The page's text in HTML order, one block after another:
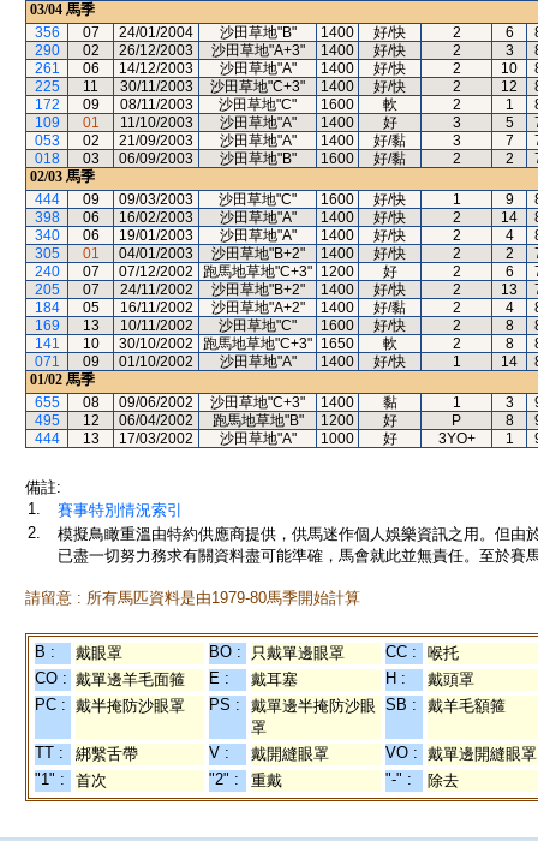
03/04 馬季
356
07 24/01/2004 沙田草地"B" 1400 好/快 2 6
290
02 26/12/2003 沙田草地"A+3" 1400 好/快 2 3
261
06 14/12/2003 沙田草地"A" 1400 好/快 2 10
225
11 30/11/2003 沙田草地"C+3" 1400 好/快 2 12
172
09 08/11/2003 沙田草地"C" 1600 軟 2 1
109
01 11/10/2003 沙田草地"A" 1400 好 3 5
053
02 21/09/2003 沙田草地"A" 1400 好/黏 3 7
018
03 06/09/2003 沙田草地"B" 1600 好/黏 2 2
02/03 馬季
444
09 09/03/2003 沙田草地"C" 1600 好/快 1 9
398
06 16/02/2003 沙田草地"A" 1400 好/快 2 14
340
06 19/01/2003 沙田草地"A" 1400 好/快 2 4
305
01 04/01/2003 沙田草地"B+2" 1400 好/快 2 2
240
07 07/12/2002 跑馬地草地"C+3" 1200 好 2 6
205
07 24/11/2002 沙田草地"B+2" 1400 好/快 2 13
184
05 16/11/2002 沙田草地"A+2" 1400 好/黏 2 4
169
13 10/11/2002 沙田草地"C" 1600 好/快 2 8
141
10 30/10/2002 跑馬地草地"C+3" 1650 軟 2 8
071
09 01/10/2002 沙田草地"A" 1400 好/快 1 14
01/02 馬季
655
08 09/06/2002 沙田草地"C+3" 1400 黏 1 3
495
12 06/04/2002 跑馬地草地"B" 1200 好 P 8
444
13 17/03/2002 沙田草地"A" 1000 好 3YO+ 1
備註:
1.
賽事特別情況索引
2.
模擬鳥瞰重溫由特約供應商提供，供馬迷作個人娛樂資訊之用。但
已盡一切努力務求有關資料盡可能準確，馬會就此並無責任。至於賽
請留意 : 所有馬匹資料是由1979-80馬季開始計算
B : 戴眼罩 BO : 只戴單邊眼罩 CC :
喉托
CO : 戴單邊羊毛面箍 E : 戴耳塞 H :
戴頭罩
PC : 戴半掩防沙眼罩 PS :
戴單邊半掩防沙眼
罩
SB : 戴羊毛額箍
TT : 綁繫舌帶 V : 戴開縫眼罩 VO : 戴單邊開縫眼罩
"1" :
首次 "2" : 重戴 "-" : 除去